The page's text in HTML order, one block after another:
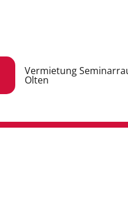
Vermietung
Olten